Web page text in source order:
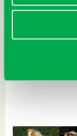
Sprievodca po